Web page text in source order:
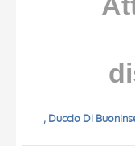
, Duccio Di